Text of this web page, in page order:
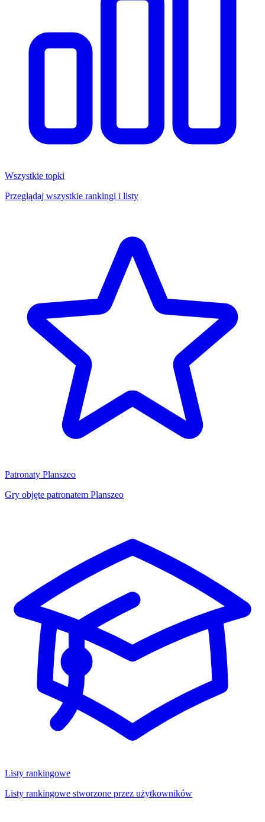
Wszystkie topki
Przeglądaj wszystkie rankingi i listy
Patronaty Planszeo
Gry objęte patronatem Planszeo
Listy rankingowe
Listy rankingowe stworzone przez użytkowników